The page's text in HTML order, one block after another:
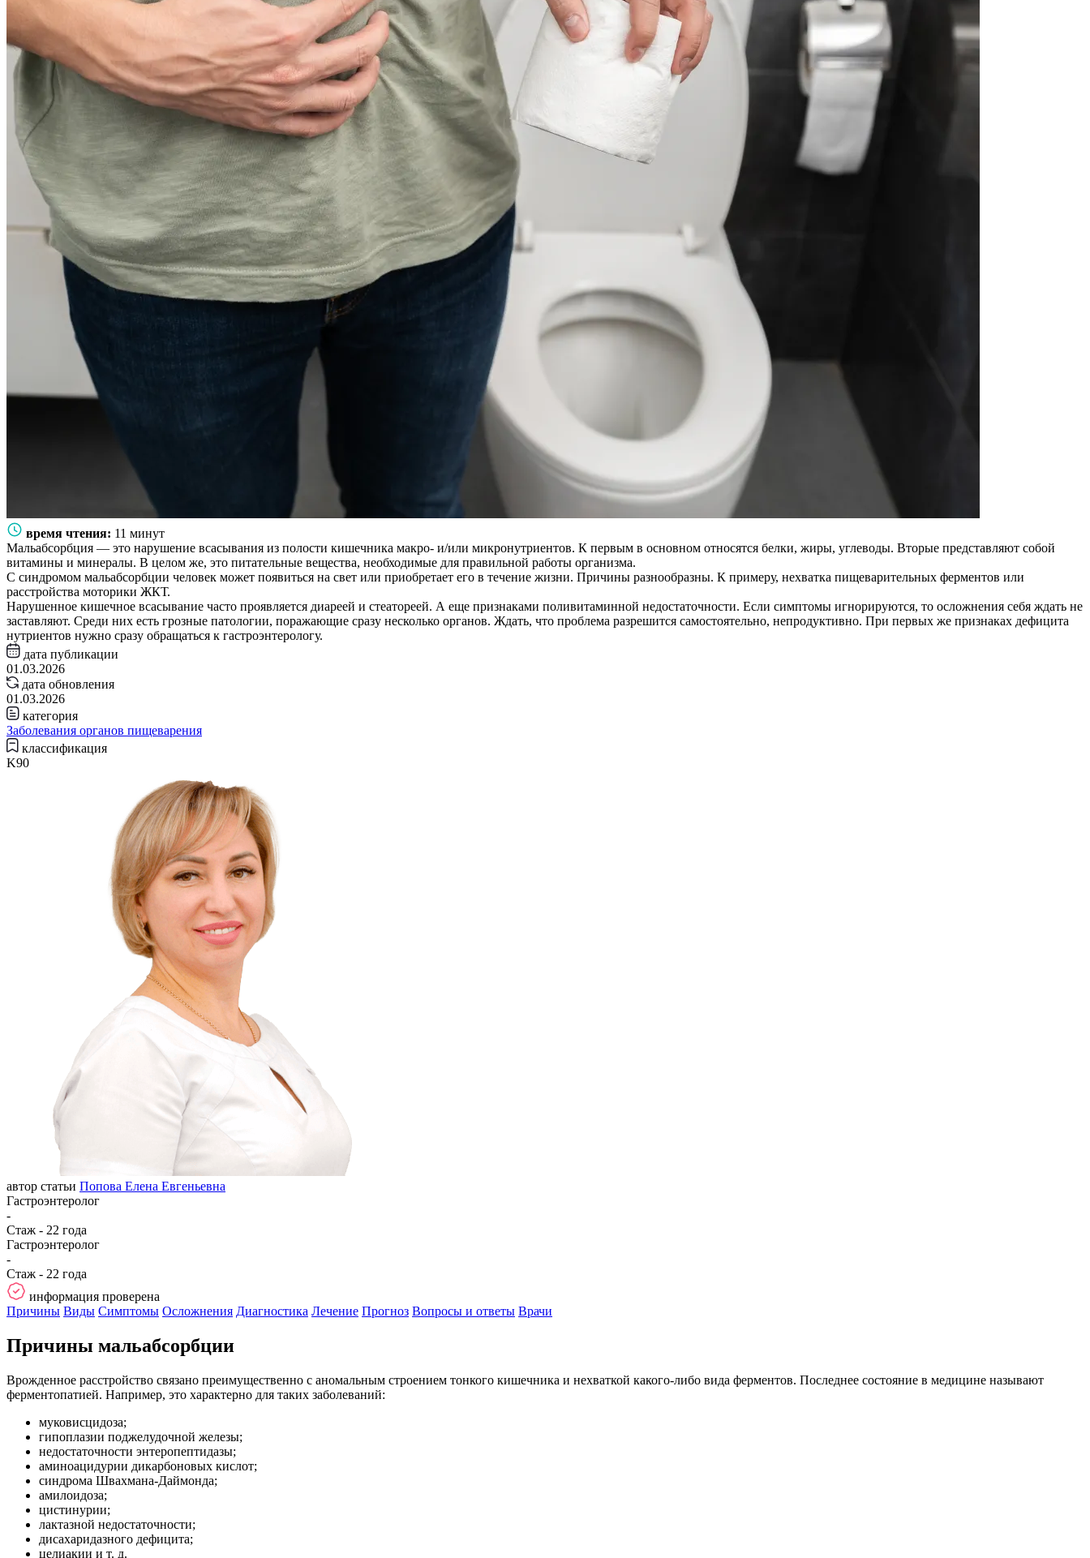
время чтения: 11 минут
Мальабсорбция — это нарушение всасывания из полости кишечника макро- и/или микронутриентов. К первым в основном относятся белки, жиры, углеводы. Вторые представляют собой
витамины и минералы. В целом же, это питательные вещества, необходимые для правильной работы организма.
С синдромом мальабсорбции человек может появиться на свет или приобретает его в течение жизни. Причины разнообразны. К примеру, нехватка пищеварительных ферментов или
расстройства моторики ЖКТ.
Нарушенное кишечное всасывание часто проявляется диареей и стеатореей. А еще признаками поливитаминной недостаточности. Если симптомы игнорируются, то осложнения себя ждать не
заставляют. Среди них есть грозные патологии, поражающие сразу несколько органов. Ждать, что проблема разрешится самостоятельно, непродуктивно. При первых же признаках дефицита
нутриентов нужно сразу обращаться к гастроэнтерологу.
дата публикации
01.03.2026
дата обновления
01.03.2026
категория
Заболевания органов пищеварения
классификация
K90
автор статьи Попова Елена Евгеньевна
Гастроэнтеролог
-
Стаж - 22 года
Гастроэнтеролог
-
Стаж - 22 года
информация проверена
Причины Виды Симптомы Осложнения Диагностика Лечение Прогноз Вопросы и ответы Врачи
Причины мальабсорбции
Врожденное расстройство связано преимущественно с аномальным строением тонкого кишечника и нехваткой какого-либо вида ферментов. Последнее состояние в медицине называют
ферментопатией. Например, это характерно для таких заболеваний:
муковисцидоза;
гипоплазии поджелудочной железы;
недостаточности энтеропептидазы;
аминоацидурии дикарбоновых кислот;
синдрома Швахмана-Даймонда;
амилоидоза;
цистинурии;
лактазной недостаточности;
дисахаридазного дефицита;
целиакии и т. д.